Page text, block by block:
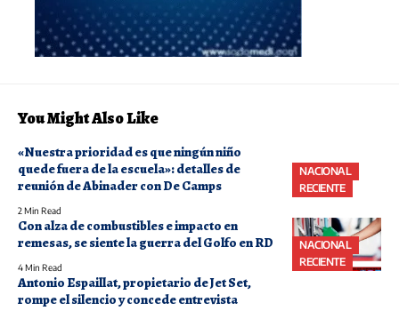
You Might Also Like
NACIONAL
RECIENTE
«Nuestra prioridad es que ningún niño
quede fuera de la escuela»: detalles de
reunión de Abinader con De Camps
2 Min Read
NACIONAL
RECIENTE
Con alza de combustibles e impacto en
remesas, se siente la guerra del Golfo en RD
4 Min Read
Antonio Espaillat, propietario de Jet Set,
rompe el silencio y concede entrevista